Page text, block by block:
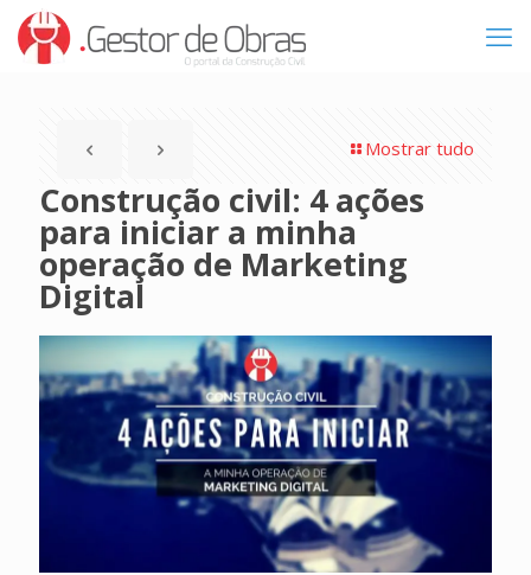
Mostrar tudo
Construção civil: 4 ações
para iniciar a minha
operação de Marketing
Digital